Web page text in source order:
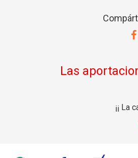
Las
¡¡ La